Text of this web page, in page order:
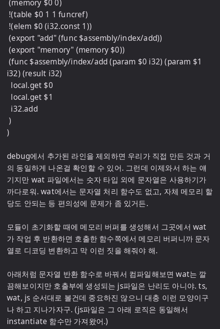
(memory $0 0)
(export "add" (func $assembly/index/add))
(export "memory" (memory $0))
(func $assembly/index/add (param $0 i32) (param $1
i32) (result i32)
)
)
debug에서 추가된 라인을 제외하면 우리가 직접 만든 것과 거
의 동일하게 나온걸 확인할 수 있어. 그런데 이제와서 하는 얘
기지만 wat 파일에서는 숫자 타입 외에 문자열은 사용하기가
까다로워. wat에서는 문자열 처리 함수도 없고, 자체 메모리 할
당도 안되는 등 편의성에 문제가 좀 있거든.
모듈이 초기화할 때에 메모리 버퍼를 생성해서 그곳에서 wat
가 작업 후 반환하면 호출한 함수쪽에서 메모리 버퍼니까 문자
열로 디코딩 변환하고 막 이런 짓을 해줘야 해.
아래처럼 문자열 반환 함수로 바꿔서 컴파일해보면 wat는 깔
끔해보이지만 호출부에 생성되는 js파일은 난리도 아니야. ts,
wat, js 순서대로 볼건데 중요하진 않으니 대충 이런 모양이구
나 하고 지나가자구. (js파일은 그 아래 로직은 동일해서
instantiate 함수만 가져왔어.)